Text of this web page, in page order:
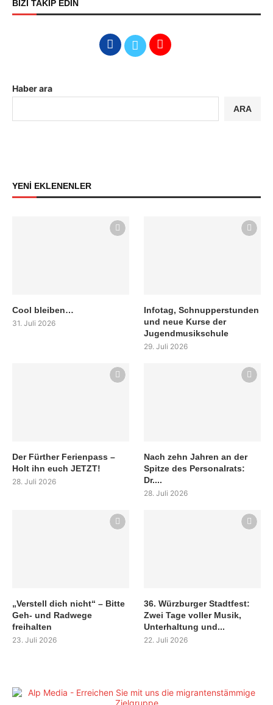
BİZİ TAKİP EDİN
Haber ara
ARA
YENİ EKLENENLER
Cool bleiben…
31. Juli 2026
Infotag, Schnupperstunden
und neue Kurse der
Jugendmusikschule
29. Juli 2026
Der Fürther Ferienpass –
Holt ihn euch JETZT!
28. Juli 2026
Nach zehn Jahren an der
Spitze des Personalrats:
Dr....
28. Juli 2026
„Verstell dich nicht“ – Bitte
Geh- und Radwege
freihalten
23. Juli 2026
36. Würzburger Stadtfest:
Zwei Tage voller Musik,
Unterhaltung und...
22. Juli 2026